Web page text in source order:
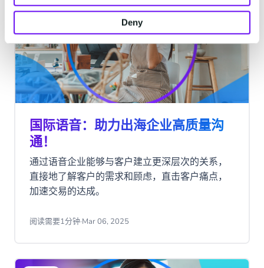
Deny
国际语音：助力出海企业高质量沟
通！
通过语音企业能够与客户建立更深层次的关系，
直接地了解客户的需求和顾虑，直击客户痛点，
加速交易的达成。
阅读需要1分钟·Mar 06, 2025